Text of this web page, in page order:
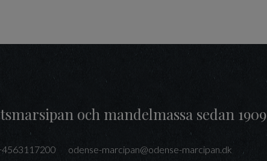
och mandelmassa sedan 1909
odense-marcipan@odense-marcipan.dk